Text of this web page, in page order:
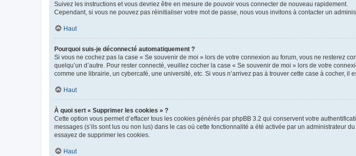
Suivez les instructions et vous devriez être en mesure de pouvoir vous connecter de nouveau rapidement.
Cependant, si vous ne pouvez pas réinitialiser votre mot de passe, nous vous invitons à contacter un
Haut
Pourquoi suis-je déconnecté automatiquement ?
Si vous ne cochez pas la case « Se souvenir de moi » lors de votre connexion au forum, vous ne resterez
quelqu’un d’autre. Pour rester connecté, veuillez cocher la case « Se souvenir de moi » lors de votre
comme une librairie, un cybercafé, une université, etc. Si vous n’arrivez pas à trouver cette case à cocher,
Haut
À quoi sert « Supprimer les cookies » ?
Cette option vous permet d’effacer tous les cookies générés par phpBB 3.2 qui conservent votre
messages (s’ils sont lus ou non lus) dans le cas où cette fonctionnalité a été activée par un administrateur
essayez de supprimer les cookies.
Haut